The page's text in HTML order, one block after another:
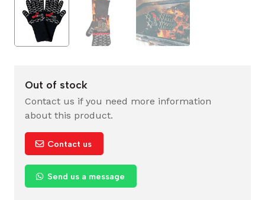
Out of stock
Contact us if you need more information
about this product.
Contact us
Send us a message